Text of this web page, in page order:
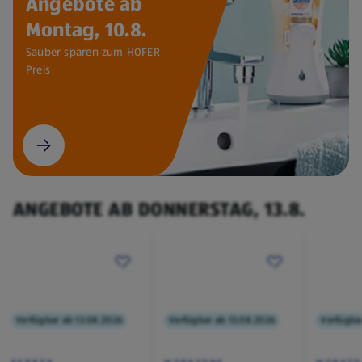
Montag, 10.8.
Sauber sparen zum HOFER
Preis
ANGEBOTE AB DONNERSTAG, 13.8.
Verfügbar ab 13.08.2026 Verfügbar ab 13.08.2026